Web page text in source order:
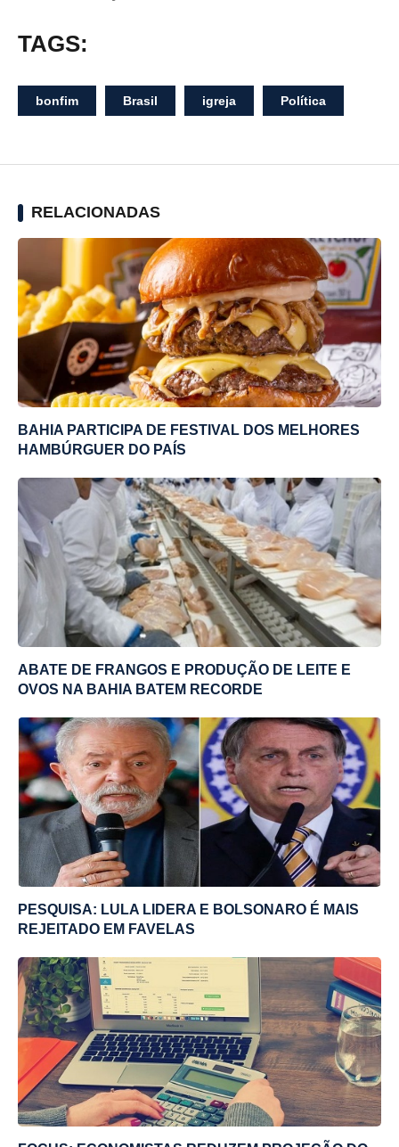
TAGS:
bonfim Brasil igreja Política
RELACIONADAS
BAHIA PARTICIPA DE FESTIVAL DOS MELHORES
HAMBÚRGUER DO PAÍS
ABATE DE FRANGOS E PRODUÇÃO DE LEITE E
OVOS NA BAHIA BATEM RECORDE
PESQUISA: LULA LIDERA E BOLSONARO É MAIS
REJEITADO EM FAVELAS